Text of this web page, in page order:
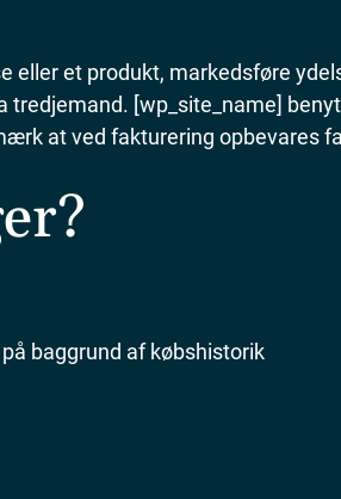
eller et produkt, markedsføre
tredjemand. [wp_site_name]
at ved fakturering opbevares
baggrund af købshistorik